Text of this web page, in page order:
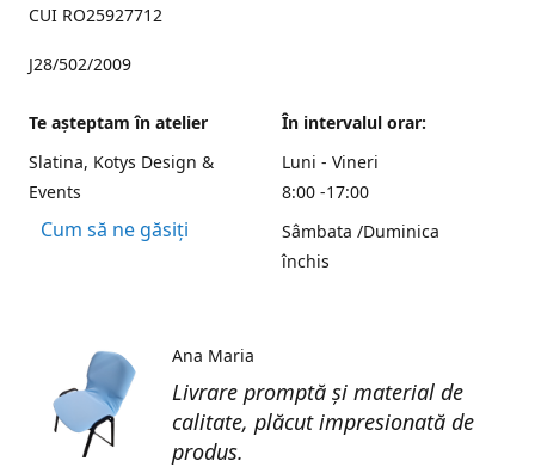
CUI RO25927712
J28/502/2009
Te aşteptam în atelier
Slatina, Kotys Design &
Events
Cum să ne găsiți
În intervalul orar:
Luni - Vineri
8:00 -17:00
Sâmbata /Duminica
închis
Livrare promptă și material de
calitate, plăcut impresionată de
produs.
Ana Maria